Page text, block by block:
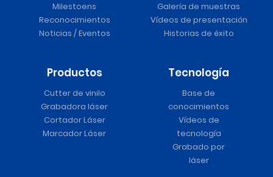
Milestoens
Reconocimientos
Noticias / Eventos
Galería de muestras
Vídeos de presentación
Historias de éxito
Productos
Cutter de vinilo
Grabadora láser
Cortador Láser
Marcador Láser
Tecnología
Base de
conocimientos
Vídeos de
tecnología
Grabado por
láser